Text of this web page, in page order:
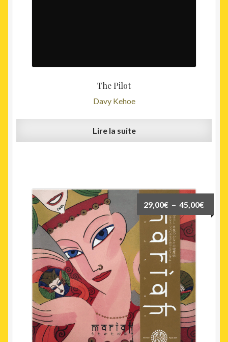
The Pilot
Davy Kehoe
Lire la suite
29,00€ – 45,00€Plage
de
produit
plusieurs
variations.
options
peuvent
choisies